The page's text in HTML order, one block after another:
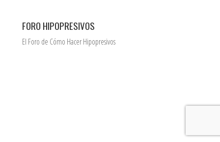
FORO HIPOPRESIVOS
El Foro de Cómo Hacer Hipopresivos